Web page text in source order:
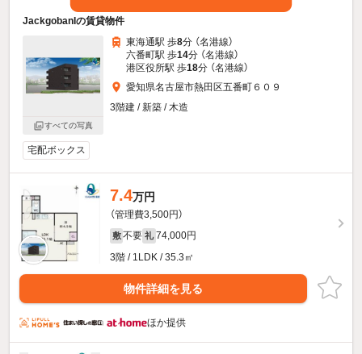
JackgobanIの賃貸物件
すべての写真
東海通駅 歩8分 （名港線）
六番町駅 歩14分 （名港線）
港区役所駅 歩18分 （名港線）
愛知県名古屋市熱田区五番町６０９
3階建 / 新築 / 木造
宅配ボックス
7.4万円
（管理費3,500円）
敷 不要 礼 74,000円
3階 / 1LDK / 35.3㎡
物件詳細を見る
ほか提供